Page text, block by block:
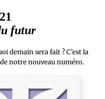
futur
demain sera fait ? C’est la
notre nouveau numéro.